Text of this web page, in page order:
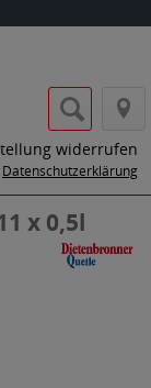
widerrufen
Datenschutzerklärung
x 0,5l